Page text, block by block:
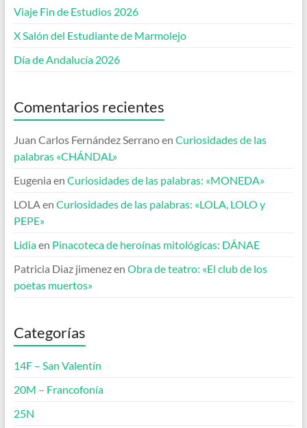
Viaje Fin de Estudios 2026
X Salón del Estudiante de Marmolejo
Día de Andalucía 2026
Comentarios recientes
Juan Carlos Fernández Serranoen Curiosidades de las
palabras «CHÁNDAL»
Eugenia en Curiosidades de las palabras: «MONEDA»
LOLA en Curiosidades de las palabras: «LOLA, LOLO y
PEPE»
Lidiaen Pinacoteca de heroínas mitológicas: DÁNAE
Patricia Diaz jimenezen Obra de teatro: «El club de los
poetas muertos»
Categorías
14F – San Valentín
20M – Francofonía
25N